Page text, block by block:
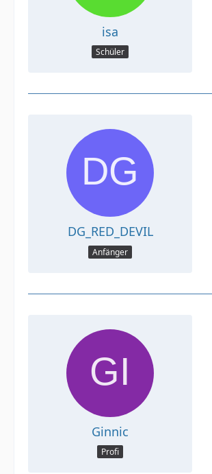
isa
Schüler
DG_RED_DEVIL
Anfänger
Ginnic
Profi